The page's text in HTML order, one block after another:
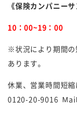
《保険カンパニー
10：00~19：00
※状況により期間
あります。
休業、営業時間短
0120-20-9016